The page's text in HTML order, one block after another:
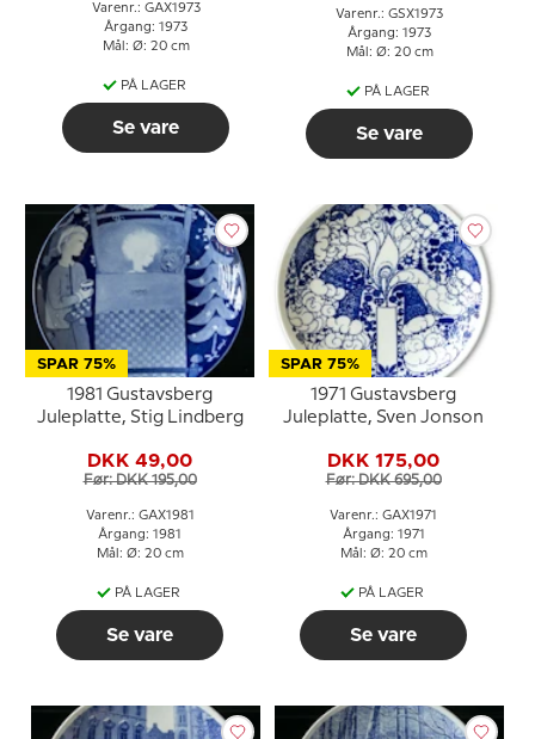
Varenr.: GAX1973
Årgang: 1973
Mål: Ø: 20 cm
PÅ LAGER
Se vare
Varenr.: GSX1973
Årgang: 1973
Mål: Ø: 20 cm
PÅ LAGER
Se vare
SPAR 75%
1981 Gustavsberg
Juleplatte, Stig Lindberg
DKK 49,00
Før: DKK 195,00
Varenr.: GAX1981
Årgang: 1981
Mål: Ø: 20 cm
PÅ LAGER
Se vare
SPAR 75%
1971 Gustavsberg
Juleplatte, Sven Jonson
DKK 175,00
Før: DKK 695,00
Varenr.: GAX1971
Årgang: 1971
Mål: Ø: 20 cm
PÅ LAGER
Se vare